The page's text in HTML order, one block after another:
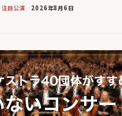
注目公演 2026年8月6日